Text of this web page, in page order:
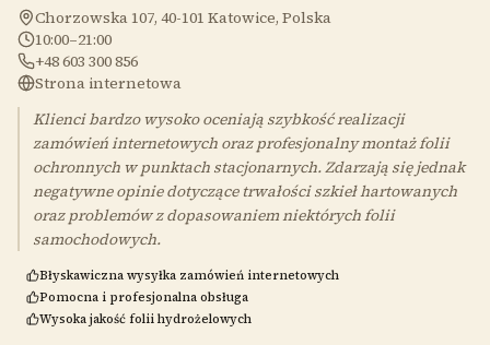
Chorzowska 107, 40-101 Katowice, Polska
10:00–21:00
+48 603 300 856
Strona internetowa
Klienci bardzo wysoko oceniają szybkość realizacji
zamówień internetowych oraz profesjonalny montaż folii
ochronnych w punktach stacjonarnych. Zdarzają się jednak
negatywne opinie dotyczące trwałości szkieł hartowanych
oraz problemów z dopasowaniem niektórych folii
samochodowych.
Błyskawiczna wysyłka zamówień internetowych
Pomocna i profesjonalna obsługa
Wysoka jakość folii hydrożelowych